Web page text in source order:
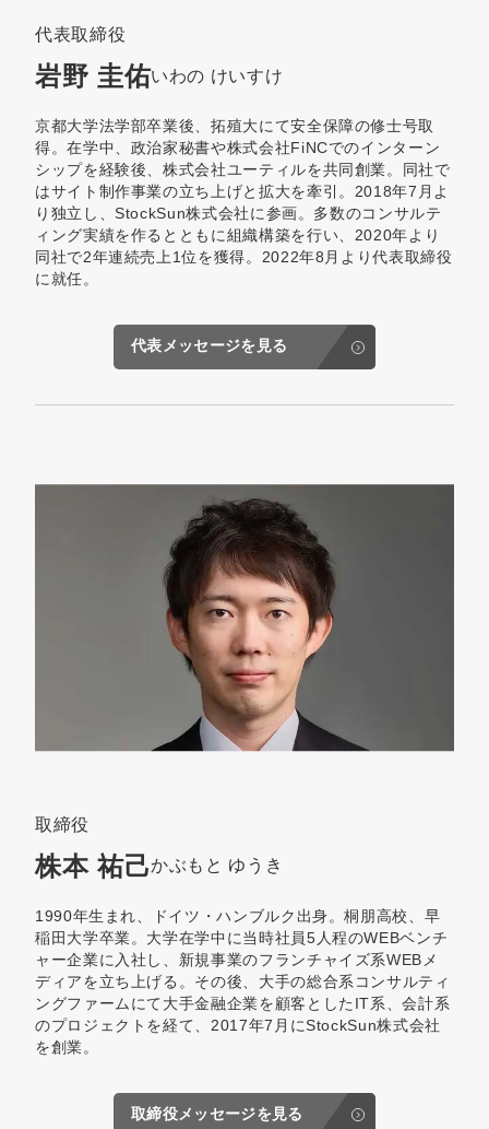
代表取締役
岩野 圭佑いわの けいすけ
京都大学法学部卒業後、拓殖大にて安全保障の修士号取
得。在学中、政治家秘書や株式会社FiNCでのインターン
シップを経験後、株式会社ユーティルを共同創業。同社で
はサイト制作事業の立ち上げと拡大を牽引。2018年7月よ
り独立し、StockSun株式会社に参画。多数のコンサルテ
ィング実績を作るとともに組織構築を行い、2020年より
同社で2年連続売上1位を獲得。2022年8月より代表取締役
に就任。
代表メッセージを見る
取締役
株本 祐己かぶもと ゆうき
1990年生まれ、ドイツ・ハンブルク出身。桐朋高校、早
稲田大学卒業。大学在学中に当時社員5人程のWEBベンチ
ャー企業に入社し、新規事業のフランチャイズ系WEBメ
ディアを立ち上げる。その後、大手の総合系コンサルティ
ングファームにて大手金融企業を顧客としたIT系、会計系
のプロジェクトを経て、2017年7月にStockSun株式会社
を創業。
取締役メッセージを見る